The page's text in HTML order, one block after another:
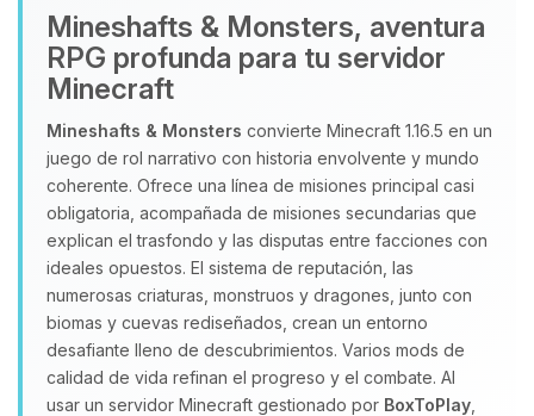
Mineshafts & Monsters, aventura
RPG profunda para tu servidor
Minecraft
Mineshafts & Monsters convierte Minecraft 1.16.5 en un
juego de rol narrativo con historia envolvente y mundo
coherente. Ofrece una línea de misiones principal casi
obligatoria, acompañada de misiones secundarias que
explican el trasfondo y las disputas entre facciones con
ideales opuestos. El sistema de reputación, las
numerosas criaturas, monstruos y dragones, junto con
biomas y cuevas rediseñados, crean un entorno
desafiante lleno de descubrimientos. Varios mods de
calidad de vida refinan el progreso y el combate. Al
usar un servidor Minecraft gestionado por BoxToPlay
pequenos circuitos para ayudarte.
08/08/2026 21:12